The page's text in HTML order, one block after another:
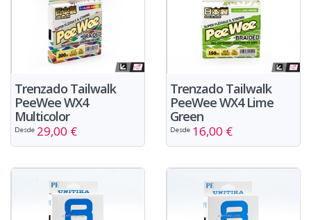
Trenzado Tailwalk
PeeWee WX4
Multicolor
Desde 29,00 €
Trenzado Tailwalk
PeeWee WX4 Lime
Green
Desde 16,00 €